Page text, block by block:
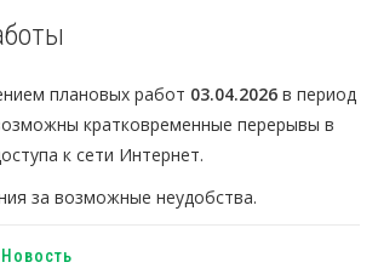
плановых работ 03.04.2026 в период
кратковременные перерывы в
к сети Интернет.
за возможные неудобства.